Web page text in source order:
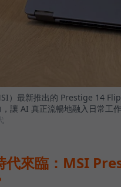
）最新推出的 Prestige 14
讓 AI 真正流暢地融入日常工作
代來臨：MSI